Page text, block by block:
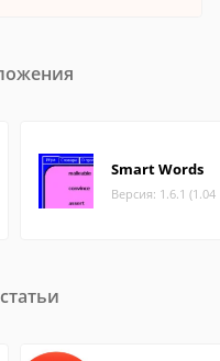
Smart Words
Версия: 1.6.1